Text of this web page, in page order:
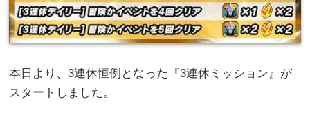
本日より、3連休恒例となった『3連休ミッション』が
スタートしました。